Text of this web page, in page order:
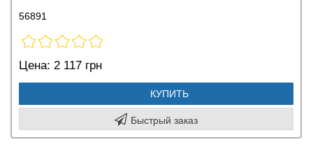
56891
Цена: 2 117 грн
КУПИТЬ
Быстрый заказ